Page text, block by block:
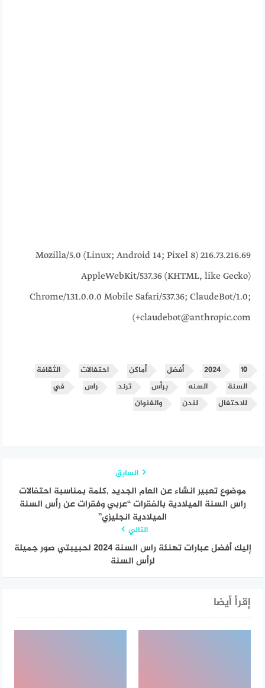
216.73.216.69 Mozilla/5.0 (Linux; Android 14; Pixel 8)
AppleWebKit/537.36 (KHTML, like Gecko)
Chrome/131.0.0.0 Mobile Safari/537.36; ClaudeBot/1.0;
+claudebot@anthropic.com)
١٠ 2024 أفضل أماكن احتفالات
الثقافة
السنة
السنه برأس ترند راس
في
للاحتفال
لندن والفنوان
السابق
موضوع تعبير انشاء عن العام الجديد ,كلمة بمناسبة احتفالات
راس السنة الميلادية بالفقرات “عربي وفقرات عن رأس السنة
الميلادية انجليزي”
التالي
إليك أفضل عبارات تهنئة راس السنة 2024 لحبيبتي صور جميلة
لرأس السنة
إقرأ أيضا